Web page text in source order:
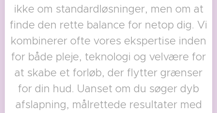
ikke om standardløsninger, men om at
finde den rette balance for netop dig. Vi
kombinerer ofte vores ekspertise inden
for både pleje, teknologi og velvære for
at skabe et forløb, der flytter grænser
for din hud. Uanset om du søger dyb
afslapning, målrettede resultater med